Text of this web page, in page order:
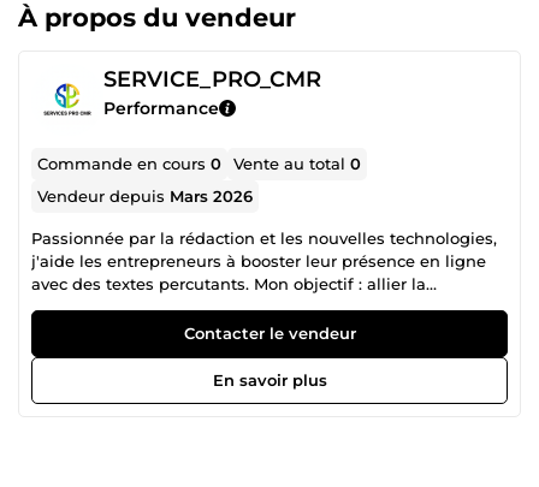
À propos du vendeur
SERVICE_PRO_CMR
Performance
Commande en cours0 Vente au total0
Vendeur depuis Mars 2026
Passionnée par la rédaction et les nouvelles technologies,
j'aide les entrepreneurs à booster leur présence en ligne
avec des textes percutants. Mon objectif : allier la
puissance de l'IA à une touche humaine pour créer un
véritable épanouissement visuel et mental chez vos
lecteurs
Contacter le vendeur
En savoir plus